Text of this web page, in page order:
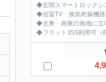
◆玄関スマートロックシ
◆浴室TV・換気乾燥機
◆北東・南東の角地に立
◆フラット35S利用可（